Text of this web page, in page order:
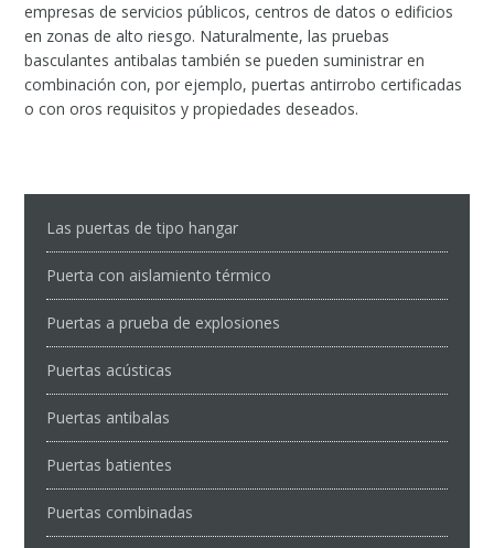
empresas de servicios públicos, centros de datos o edificios
en zonas de alto riesgo. Naturalmente, las pruebas
basculantes antibalas también se pueden suministrar en
combinación con, por ejemplo, puertas antirrobo certificadas
o con oros requisitos y propiedades deseados.
Las puertas de tipo hangar
Puerta con aislamiento térmico
Puertas a prueba de explosiones
Puertas acústicas
Puertas antibalas
Puertas batientes
Puertas combinadas